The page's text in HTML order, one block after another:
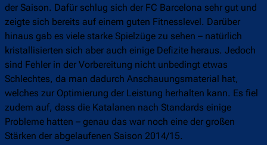
der Saison. Dafür schlug sich der FC Barcelona sehr gut und
zeigte sich bereits auf einem guten Fitnesslevel. Darüber
hinaus gab es viele starke Spielzüge zu sehen – natürlich
kristallisierten sich aber auch einige Defizite heraus. Jedoch
sind Fehler in der Vorbereitung nicht unbedingt etwas
Schlechtes, da man dadurch Anschauungsmaterial hat,
welches zur Optimierung der Leistung herhalten kann. Es fiel
zudem auf, dass die Katalanen nach Standards einige
Probleme hatten – genau das war noch eine der großen
Stärken der abgelaufenen Saison 2014/15.